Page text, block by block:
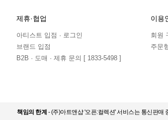
제휴·협업
아티스트 입점 · 로그인
브랜드 입점
B2B · 도매 · 제휴 문의 [ 1833-5498 ]
이용
회원
주문
책임의 한계 - (주)아트앤샵 '오픈:컬렉션' 서비스는 통신판매